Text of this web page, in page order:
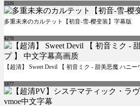
2326
多重未来のカルテット【初音-雪-樱变装】字幕版
4270
【超清】 Sweet Devil 【 初音ミク - 甜美恶魔 ハニ
1877